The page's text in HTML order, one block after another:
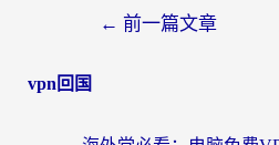
← 前一篇文章
vpn回国